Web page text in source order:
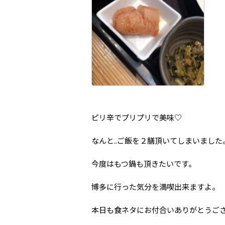
ピリ辛でプリプリで美味♡
なんと..ご飯を２膳頂いてしまいました
今度はもつ鍋も頂きたいです。
博多に行った気分を満喫出来ますよ。
本日も食ネタにお付合いありがとうご